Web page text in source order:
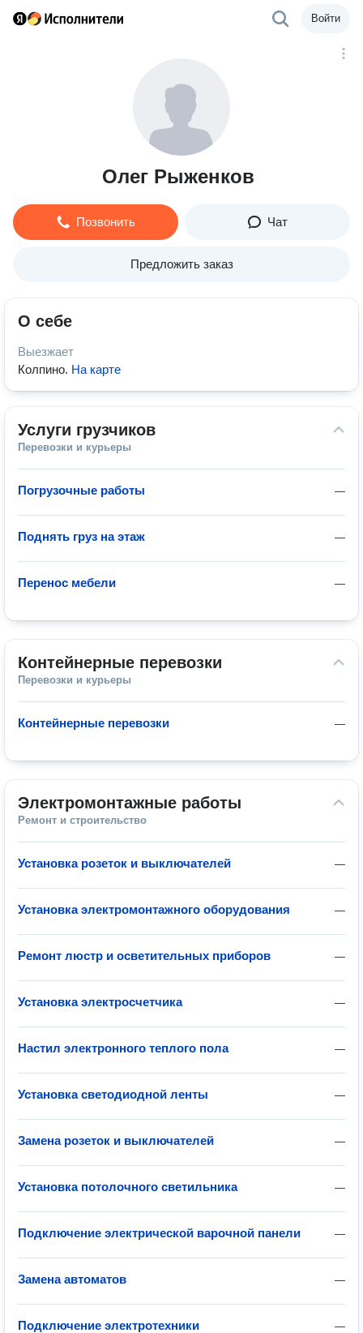
Войти
Олег Рыженков
Позвонить Чат
Предложить заказ
О себе
Выезжает
Колпино. На карте
Услуги грузчиков
Перевозки и курьеры
—
Погрузочные работы
—
Поднять груз на этаж
—
Перенос мебели
Контейнерные перевозки
Перевозки и курьеры
—
Контейнерные перевозки
Электромонтажные работы
Ремонт и строительство
—
Установка розеток и выключателей
—
Установка электромонтажного оборудования
—
Ремонт люстр и осветительных приборов
—
Установка электросчетчика
—
Настил электронного теплого пола
—
Установка светодиодной ленты
—
Замена розеток и выключателей
—
Установка потолочного светильника
—
Подключение электрической варочной панели
—
Замена автоматов
—
Подключение электротехники